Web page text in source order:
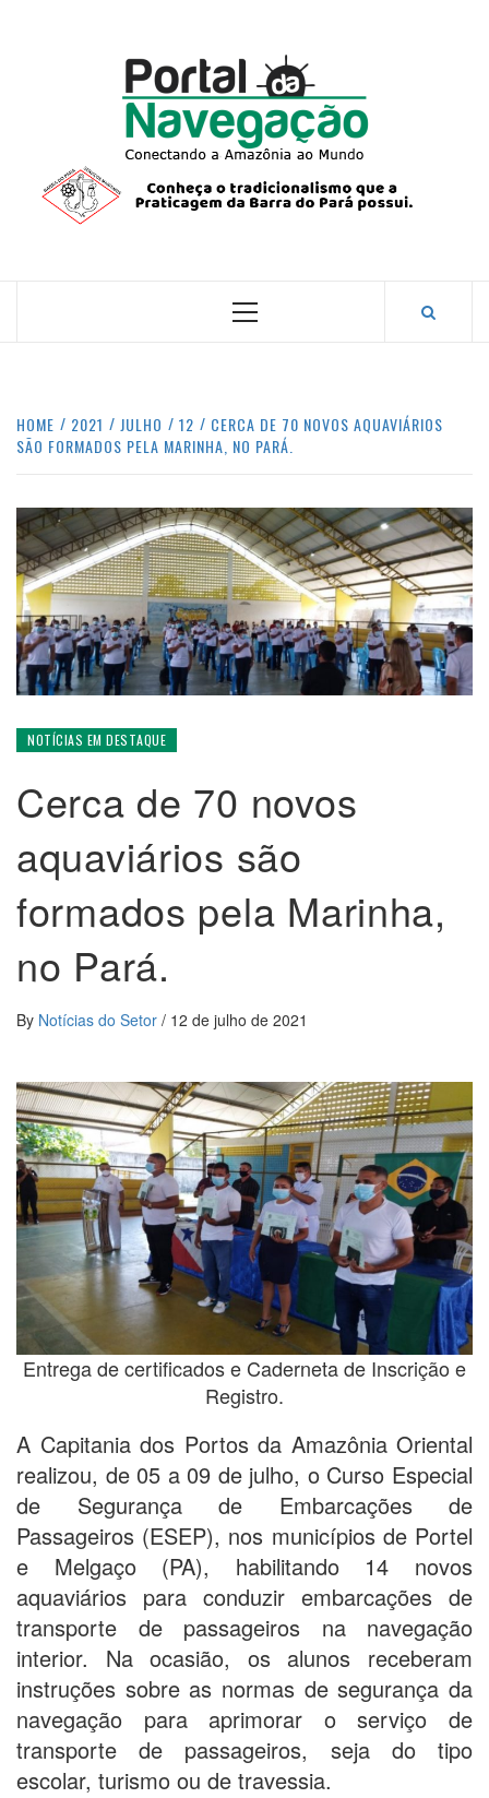
CONECTANDO A AMAZÔNIA COM O MUNDO.
Primary
HOME 2021 JULHO 12
CERCA DE 70 NOVOS AQUAVIÁRIOS
SÃO FORMADOS PELA MARINHA, NO PARÁ.
NOTÍCIAS EM DESTAQUE
Cerca de 70 novos
aquaviários são
formados pela Marinha,
no Pará.
By Notícias do Setor / 12 de julho de 2021
Entrega de certificados e Caderneta de Inscrição e
Registro.
A Capitania dos Portos da Amazônia Oriental
realizou, de 05 a 09 de julho, o Curso Especial
de Segurança de Embarcações de
Passageiros (ESEP), nos municípios de Portel
e Melgaço (PA), habilitando 14 novos
aquaviários para conduzir embarcações de
transporte de passageiros na navegação
interior. Na ocasião, os alunos receberam
instruções sobre as normas de segurança da
navegação para aprimorar o serviço de
transporte de passageiros, seja do tipo
escolar, turismo ou de travessia.